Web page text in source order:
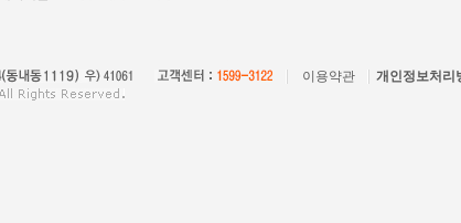
이용약관 개인정보처리